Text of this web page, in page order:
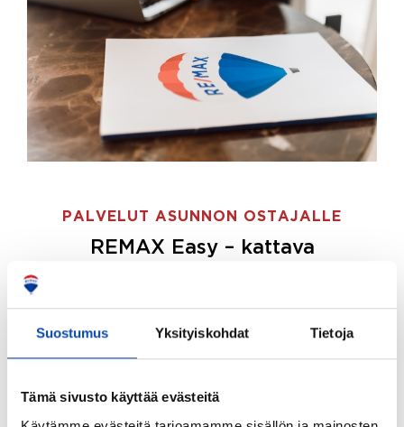
Suostumus Yksityiskohdat Tietoja
Tämä sivusto käyttää evästeitä
PALVELUT ASUNNON OSTAJALLE
REMAX Easy – kattava
ostajille.
Tee ostotoimeksianto ja etsimme juuri